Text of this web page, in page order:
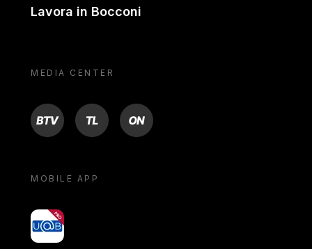
Lavora in Bocconi
MEDIA CENTER
BTV TL ON
MOBILE APP
yoU@B